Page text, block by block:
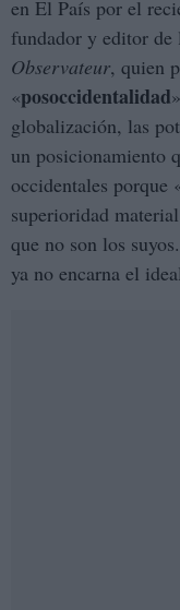
en El País por el
fundador y editor
Observateur, quien
«posoccidentalidad
globalización, las
un posicionamiento
occidentales porque
superioridad
que no son los
ya no encarna el